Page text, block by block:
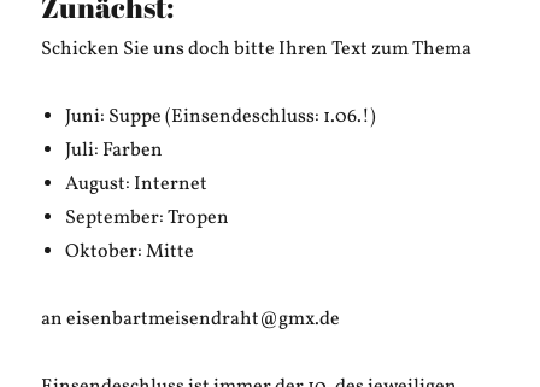
Schicken Sie uns doch bitte Ihren Text zum Thema
Juni: Suppe (Einsendeschluss: 1.06.!)
Juli: Farben
August: Internet
September: Tropen
Oktober: Mitte
an eisenbartmeisendraht@gmx.de